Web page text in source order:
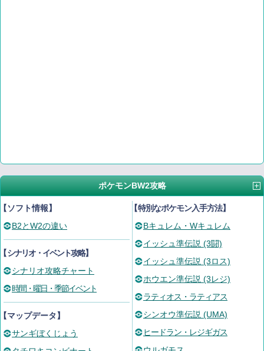
ポケモンBW2攻略
ソフト情報】
B2とW2の違い
シナリオ・イベント攻略】
シナリオ攻略チャート
時間・曜日・季節イベント
マップデータ】
サンギぼくじょう
【特別なポケモン入手方法】
Bキュレム・Wキュレム
イッシュ準伝説 (3闘)
イッシュ準伝説 (3ロス)
ホウエン準伝説 (3レジ)
ラティオス・ラティアス
シンオウ準伝説 (UMA)
ヒードラン・レジギガス